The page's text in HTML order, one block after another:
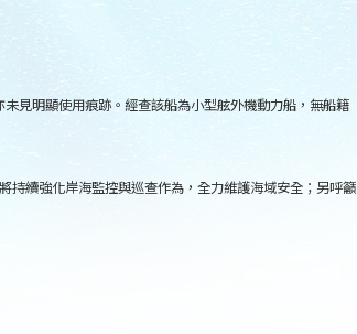
見明顯使用痕跡。經查該船為小型舷外機動力船，無船籍
持續強化岸海監控與巡查作為，全力維護海域安全；另呼籲